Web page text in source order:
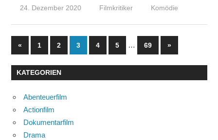
24. Dezember 2020 Filmkritiker Komödie
Seitennummerierung
der
Beiträge
«Vorherige
Beiträge
1 2 3 4 5 … 69
Nächste
Beiträge
»
KATEGORIEN
Abenteuerfilm
Actionfilm
Dokumentarfilm
Drama